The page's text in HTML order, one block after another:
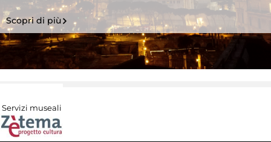
Scopri di più
Servizi museali